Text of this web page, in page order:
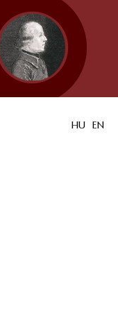
HU EN